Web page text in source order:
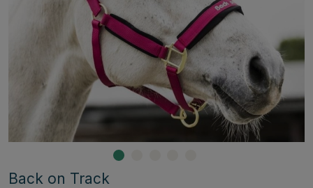
Back on Track